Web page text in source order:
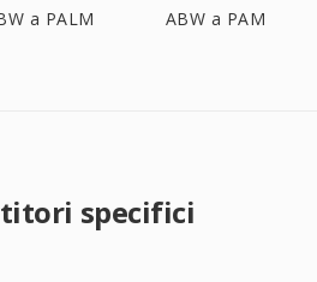
a PALM ABW a PAM
specifici